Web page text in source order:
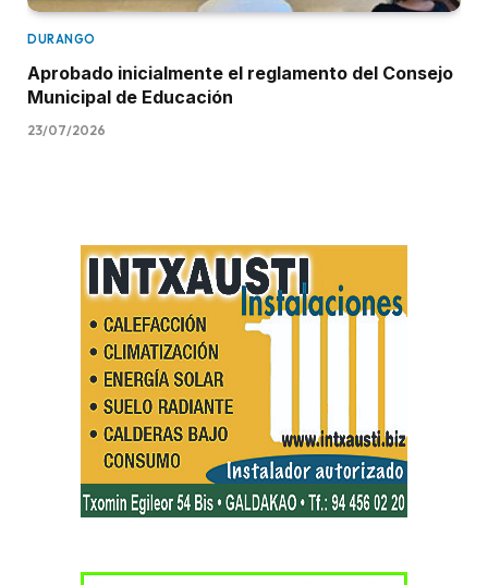
DURANGO
Aprobado inicialmente el reglamento del Consejo
Municipal de Educación
23/07/2026